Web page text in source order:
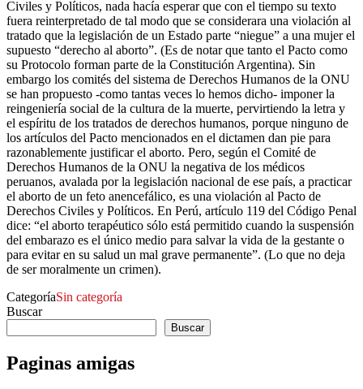
Civiles y Políticos, nada hacía esperar que con el tiempo su texto
fuera reinterpretado de tal modo que se considerara una violación al
tratado que la legislación de un Estado parte “niegue” a una mujer el
supuesto “derecho al aborto”. (Es de notar que tanto el Pacto como
su Protocolo forman parte de la Constitución Argentina). Sin
embargo los comités del sistema de Derechos Humanos de la ONU
se han propuesto -como tantas veces lo hemos dicho- imponer la
reingeniería social de la cultura de la muerte, pervirtiendo la letra y
el espíritu de los tratados de derechos humanos, porque ninguno de
los artículos del Pacto mencionados en el dictamen dan pie para
razonablemente justificar el aborto. Pero, según el Comité de
Derechos Humanos de la ONU la negativa de los médicos
peruanos, avalada por la legislación nacional de ese país, a practicar
el aborto de un feto anencefálico, es una violación al Pacto de
Derechos Civiles y Políticos. En Perú, artículo 119 del Código Penal
dice: “el aborto terapéutico sólo está permitido cuando la suspensión
del embarazo es el único medio para salvar la vida de la gestante o
para evitar en su salud un mal grave permanente”. (Lo que no deja
de ser moralmente un crimen).
CategoríaSin categoría
Buscar
Buscar
Paginas amigas